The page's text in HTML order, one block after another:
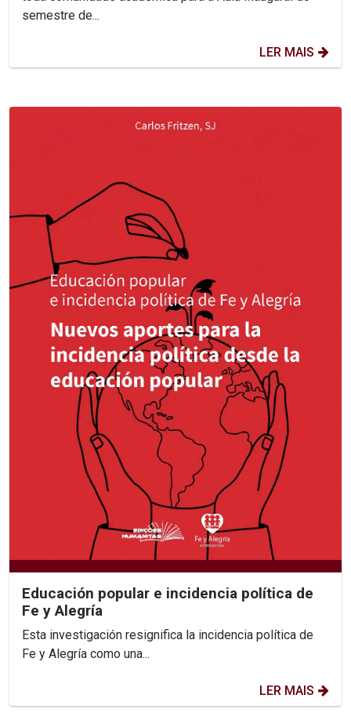
semestre de...
LER MAIS
Educación popular e incidencia política de
Fe y Alegría
Esta investigación resignifica la incidencia política de
Fe y Alegría como una...
LER MAIS